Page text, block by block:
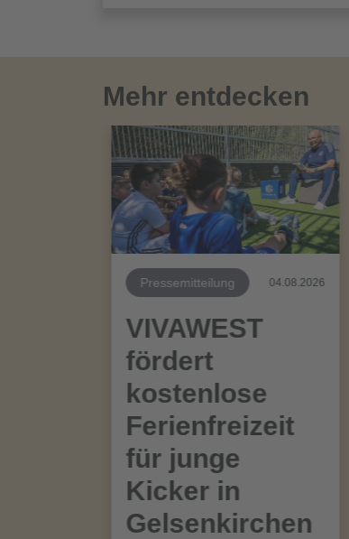
Mehr entdecken
Pressemitteilung 04.08.2026
VIVAWEST
fördert
kostenlose
Ferienfreizeit
für junge
Kicker in
Gelsenkirchen